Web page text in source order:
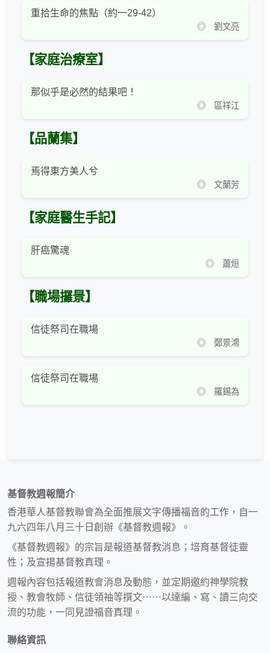
重拾生命的焦點（約一29-42）
◎ 劉文亮
【家庭治療室】
那似乎是必然的結果吧！
◎ 區祥江
【品蘭集】
焉得東方美人兮
◎ 文蘭芳
【家庭醫生手記】
肝癌驚魂
◎ 蕭烜
【職場攞景】
信徒祭司在職場
◎ 鄭景鴻
信徒祭司在職場
◎ 羅錫為
基督教週報簡介
香港華人基督教聯會為全面推展文字傳播福音的工作，自一
九六四年八月三十日創辦《基督教週報》。
《基督教週報》的宗旨是報道基督教消息；培育基督徒靈
性；及宣揚基督教真理。
週報內容包括報道教會消息及動態，並定期邀約神學院教
授、教會牧師、信徒領袖等撰文⋯⋯以達編、寫、讀三向交
流的功能，一同見證福音真理。
聯絡資訊